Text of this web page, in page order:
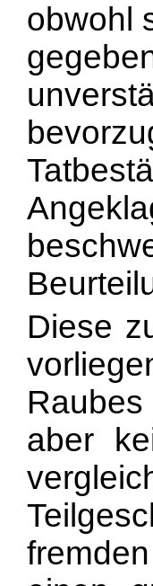
obwohl
Diese
aber